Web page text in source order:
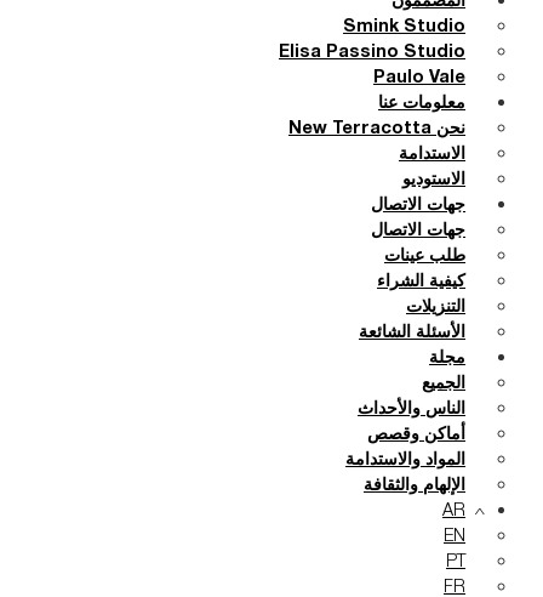
Smink Studio
Elisa Passino Studio
Paulo Vale
معلومات عنا
نحن New Terracotta
الاستدامة
الاستوديو
جهات الاتصال
جهات الاتصال
طلب عينات
كيفية الشراء
التنزيلات
الأسئلة الشائعة
مجلة
الجميع
الناس والأحداث
أماكن وقصص
المواد والاستدامة
الإلهام والثقافة
AR
EN
PT
FR